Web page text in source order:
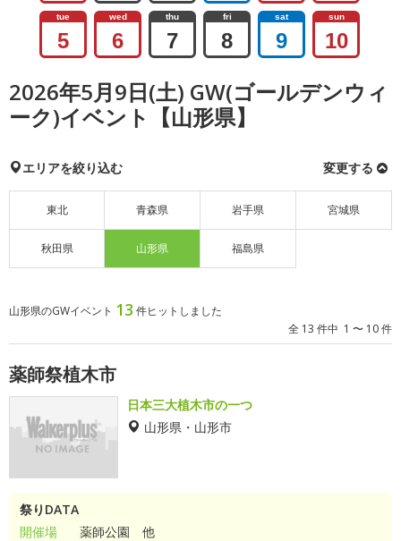
tue
5
wed
6
thu
7
fri
8
sat
9
sun
10
2026年5月9日(土) GW(ゴールデンウィ
ーク)イベント【山形県】
エリアを絞り込む 変更する
東北 青森県 岩手県 宮城県
秋田県 山形県 福島県
山形県のGWイベント 13 件ヒットしました
全 13 件中 1 〜 10 件
薬師祭植木市
日本三大植木市の一つ
山形県・山形市
祭りDATA
開催場
薬師公園 他